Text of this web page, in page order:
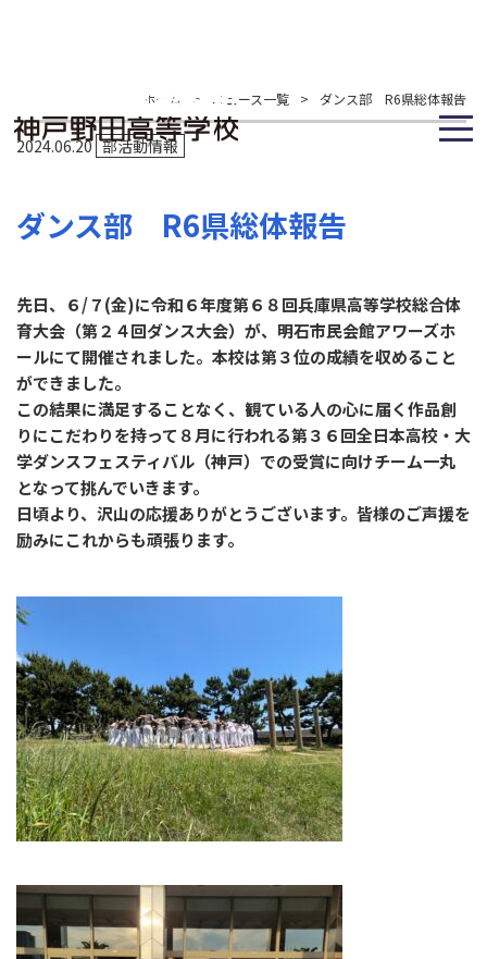
ホーム > ニュース一覧 > ダンス部 R6県総体報告
2024.06.20 部活動情報
ダンス部 R6県総体報告
先日、６/７(金)に令和６年度第６８回兵庫県高等学校総合体
育大会（第２４回ダンス大会）が、明石市民会館アワーズホ
ールにて開催されました。本校は第３位の成績を収めること
ができました。
この結果に満足することなく、観ている人の心に届く作品創
りにこだわりを持って８月に行われる第３６回全日本高校・大
学ダンスフェスティバル（神戸）での受賞に向けチーム一丸
となって挑んでいきます。
日頃より、沢山の応援ありがとうございます。皆様のご声援を
励みにこれからも頑張ります。